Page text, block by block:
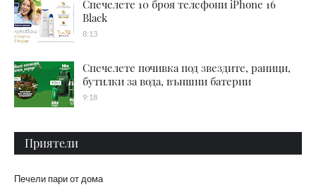
Спечелете 10 броя телефони iPhone 16
Black
8:13
Спечелете почивка под звездите, раници,
бутилки за вода, външни батерии
9:18
Приятели
Печели пари от дома